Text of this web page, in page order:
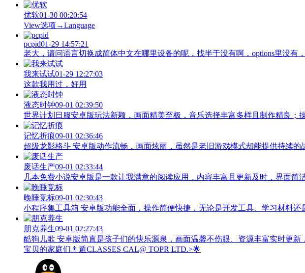
优软01-30 00:20:54
View‌选项→Language
pcpid01-29 14:57:21
老大，请问语言切换成简体中文在哪里设备的呢，找半于没有啊，options里没有
我来试试01-29 12:27:03
这款我用过，好用
液态时钟09-01 02:39:50
世界计划日服安卓版玩法新颖，画面精美至极，音乐选择丰富多样且制作精良
记忆折痕09-01 02:36:46
超级龙影格斗 安卓版动作流畅，画面炫丽，虽然是老旧游戏模式却能提供持续的
废话生产09-01 02:33:44
几本免费小说安卓版是一款让我满意的阅读应用，内容丰富且更新及时，界面简
晚睡竞标09-01 02:30:43
小程序集工具箱 安卓版功能全面，操作简便快捷，无论是开发工具、学习材料还
朋克养生09-01 02:27:43
酷狗儿歌 安卓版简直是孩子们的快乐源泉，画面温馨不伤眼、资源丰富实时更
宝贝的家庭们👨‍遁️CLASSES CAL@ TOPR LTD.>🌟